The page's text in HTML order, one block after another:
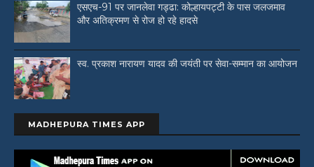
एसएच-91 पर जानलेवा गड्ढा: कोल्हायपट्टी के पास जलजमाव
और अतिक्रमण से रोज हो रहे हादसे
स्व. प्रकाश नारायण यादव की जयंती पर सेवा-सम्मान का आयोजन
MADHEPURA TIMES APP